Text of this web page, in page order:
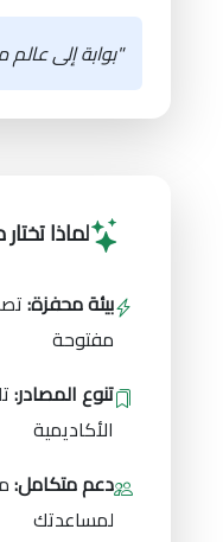
"بوابة إلى عالم
لماذا
بيئة محفزة:
مفتوحة
تنوع المصادر:
الأكاديمية
دعم متكامل:
لمساعدتك